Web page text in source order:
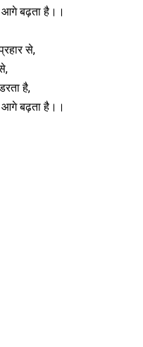
आगे बढ़ता है।।
से,
है,
आगे बढ़ता है।।